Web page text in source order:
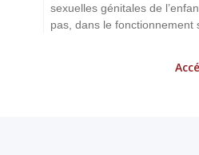
sexuelles génitales de
pas, dans le fonctionnement